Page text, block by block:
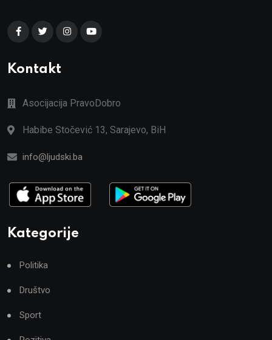
Kontakt
Asocijacija PravoDobro
Habibe Stočević 13, Sarajevo, BiH
info@ljudski.ba
Kategorije
Politika
Društvo
Sport